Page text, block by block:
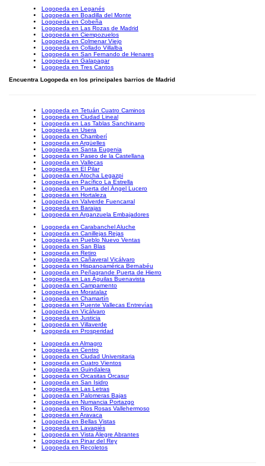
Logopeda en Leganés
Logopeda en Boadilla del Monte
Logopeda en Cobeña
Logopeda en Las Rozas de Madrid
Logopeda en Ciempozuelos
Logopeda en Colmenar Viejo
Logopeda en Collado Villalba
Logopeda en San Fernando de Henares
Logopeda en Galapagar
Logopeda en Tres Cantos
Encuentra Logopeda en los principales barrios de Madrid
Logopeda en Tetuán Cuatro Caminos
Logopeda en Ciudad Lineal
Logopeda en Las Tablas Sanchinarro
Logopeda en Usera
Logopeda en Chamberí
Logopeda en Argüelles
Logopeda en Santa Eugenia
Logopeda en Paseo de la Castellana
Logopeda en Vallecas
Logopeda en El Pilar
Logopeda en Atocha Legazpi
Logopeda en Pacífico La Estrella
Logopeda en Puerta del Ángel Lucero
Logopeda en Hortaleza
Logopeda en Valverde Fuencarral
Logopeda en Barajas
Logopeda en Arganzuela Embajadores
Logopeda en Carabanchel Aluche
Logopeda en Canillejas Rejas
Logopeda en Pueblo Nuevo Ventas
Logopeda en San Blas
Logopeda en Retiro
Logopeda en Cañaveral Vicálvaro
Logopeda en Hispanoamérica Bernabéu
Logopeda en Peñagrande Puerta de Hierro
Logopeda en Las Águilas Buenavista
Logopeda en Campamento
Logopeda en Moratalaz
Logopeda en Chamartín
Logopeda en Puente Vallecas Entrevías
Logopeda en Vicálvaro
Logopeda en Justicia
Logopeda en Villaverde
Logopeda en Prosperidad
Logopeda en Almagro
Logopeda en Centro
Logopeda en Ciudad Universitaria
Logopeda en Cuatro Vientos
Logopeda en Guindalera
Logopeda en Orcasitas Orcasur
Logopeda en San Isidro
Logopeda en Las Letras
Logopeda en Palomeras Bajas
Logopeda en Numancia Portazgo
Logopeda en Rios Rosas Vallehermoso
Logopeda en Aravaca
Logopeda en Bellas Vistas
Logopeda en Lavapiés
Logopeda en Vista Alegre Abrantes
Logopeda en Pinar del Rey
Logopeda en Recoletos